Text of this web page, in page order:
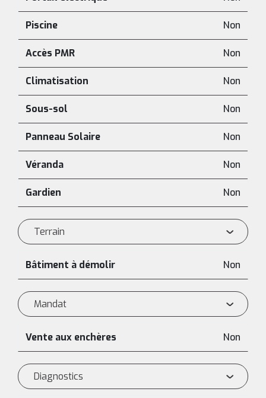
Piscine Non
Accès PMR Non
Climatisation Non
Sous-sol Non
Panneau Solaire Non
Véranda Non
Gardien Non
Terrain
Bâtiment à démolir Non
Mandat
Vente aux enchères Non
Diagnostics